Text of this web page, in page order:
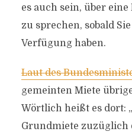
es auch sein, über
zu sprechen, sobald
Verfügung haben.
Laut des
gemeinten Miete
Wörtlich heißt es dort:
Grundmiete zuzüglich